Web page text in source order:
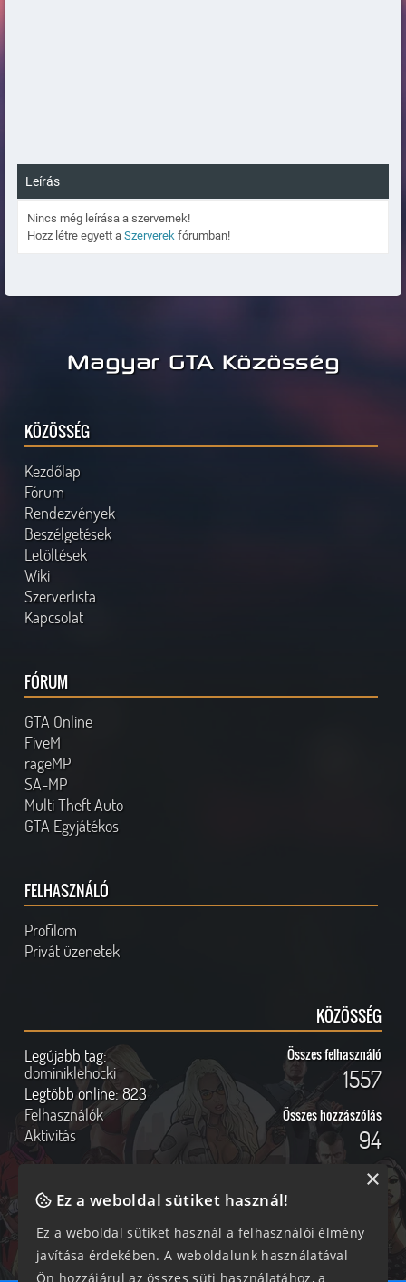
Leírás
Nincs még leírása a szervernek!
Hozz létre egyett a Szerverek fórumban!
Magyar GTA Közösség
KÖZÖSSÉG
Kezdőlap
Fórum
Rendezvények
Beszélgetések
Letöltések
Wiki
Szerverlista
Kapcsolat
FÓRUM
GTA Online
FiveM
rageMP
SA-MP
Multi Theft Auto
GTA Egyjátékos
FELHASZNÁLÓ
Profilom
Privát üzenetek
KÖZÖSSÉG
Legújabb tag:
dominiklehocki
Legtöbb online:823
Felhasználók
Aktivitás
Összes felhasználó
1557
Összes hozzászólás
94
Online felhasználók
249 vendég, 0 tag
Kövess Minket!
Ez a weboldal sütiket használ!
Ez a weboldal sütiket használ a felhasználói élmény
javítása érdekében. A weboldalunk használatával
Ön hozzájárul az összes süti használatához, a
×